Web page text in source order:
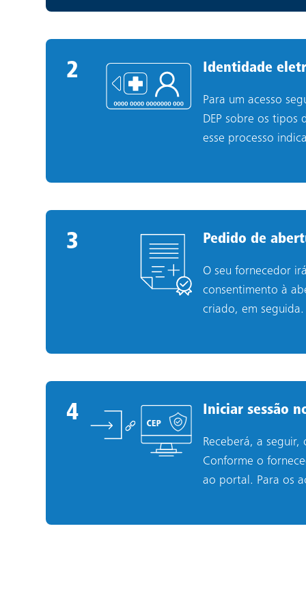
2.
Identidade
Para um acesso
DEP sobre os
esse processo
2
3.
Pedido de
O seu fornecedor
consentimento à
criado, em
3
4.
Iniciar sessão
Receberá, a
Conforme o
ao portal. Para os
4